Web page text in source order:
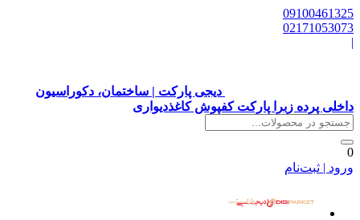
09100461325
02171053073
|
دیجی پارکت | ساختمان، دکوراسیون
داخلی پرده زبرا پارکت کفپوش کاغذدیواری
0
ورود | ثبت‌نام